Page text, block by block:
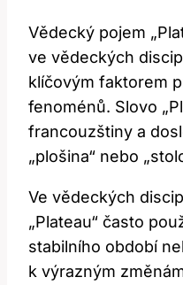
Vědecký pojem
ve vědeckých
klíčovým faktorem
fenoménů. Slovo
francouzštiny a​
„plošina“⁤ nebo
Ve vědeckých
„Plateau“ často
stabilního‌ období
k‍ výrazným